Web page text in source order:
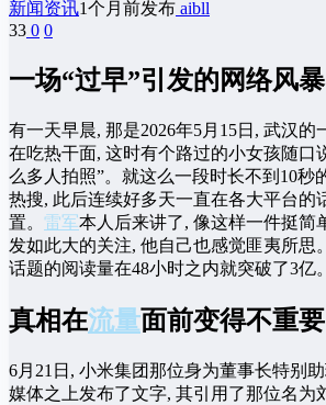
新闻资讯1个月前发布 aibll
33 0 0
一场“过早”引发的网络风暴
有一天早晨, 那是2026年5月15日, 武汉的
在吃热干面, 这时有个路过的小女孩随口
么多人拍照”。就这么一段时长不到10秒
热搜, 此后连续好多天一直在各大平台的
置。 雷军本人后来讲了, 像这样一件挺简
发如此大的关注, 他自己也感觉匪夷所思
话题的阅读量在48小时之内就突破了3亿。
真相在流量面前变得不重要
6月21日, 小米集团那位身为董事长特别
媒体之上发布了文字, 其引用了那位名为